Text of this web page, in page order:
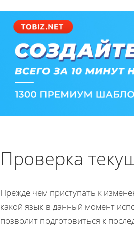
Проверка
Прежде чем приступать к
какой язык в данный момент
позволит подготовиться к